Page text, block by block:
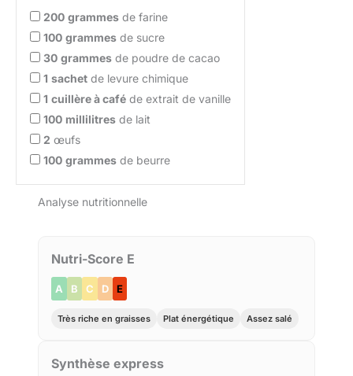
200 grammes de farine
100 grammes de sucre
30 grammes de poudre de cacao
1 sachet de levure chimique
1 cuillère à café de extrait de vanille
100 millilitres de lait
2 œufs
100 grammes de beurre
Analyse nutritionnelle
Nutri-Score E
A B C D E
Très riche en graisses Plat énergétique Assez salé
Synthèse express